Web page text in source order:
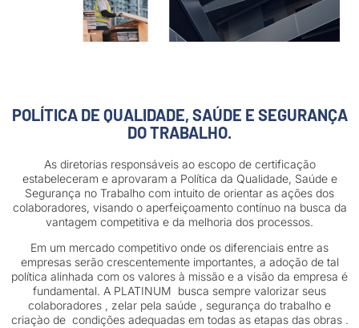
POLÍTICA DE QUALIDADE, SAÚDE E SEGURANÇA
DO TRABALHO.
As diretorias responsáveis ao escopo de certificação
estabeleceram e aprovaram a Política da Qualidade, Saúde e
Segurança no Trabalho com intuito de orientar as ações dos
colaboradores, visando o aperfeiçoamento contínuo na busca da
vantagem competitiva e da melhoria dos processos.
Em um mercado competitivo onde os diferenciais entre as
empresas serão crescentemente importantes, a adoção de tal
política alinhada com os valores à missão e a visão da empresa é
fundamental. A PLATINUM busca sempre valorizar seus
colaboradores , zelar pela saúde , segurança do trabalho e
criaçào de condições adequadas em todas as etapas das obras .